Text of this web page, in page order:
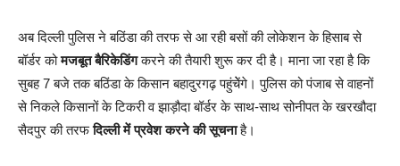
अब दिल्ली पुलिस ने बठिंडा की तरफ से आ रही बसों की लोकेशन के हिसाब से
बॉर्डर कोमजबूत बैरिकेडिंगकरने की तैयारी शुरू कर दी है। माना जा रहा है कि
सुबह 7 बजे तक बठिंडा के किसान बहादुरगढ़ पहुंचेेंगे। पुलिस को पंजाब से वाहनों
से निकले किसानों के टिकरी व झाड़ौदा बॉर्डर के साथ-साथ सोनीपत के खरखौदा
सैदपुर की तरफदिल्ली में प्रवेश करने की सूचनाहै।